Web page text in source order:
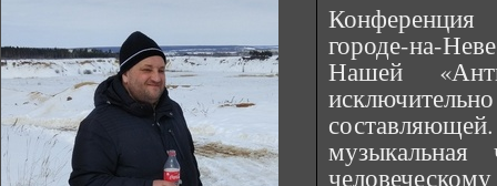
городе-на-
Нашей